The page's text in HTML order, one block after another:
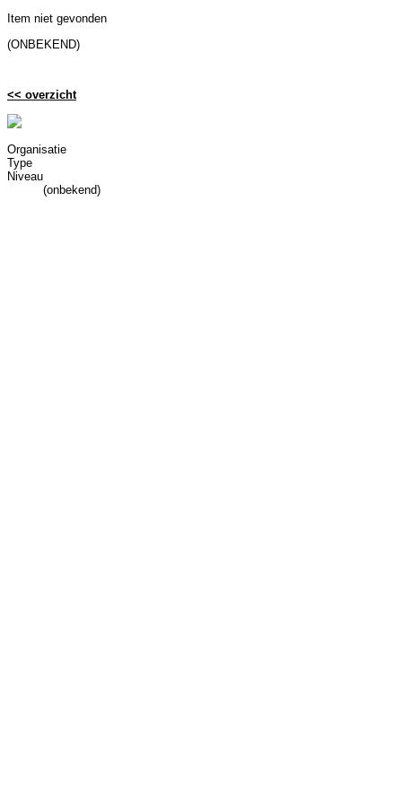
Item niet gevonden
(ONBEKEND)
<< overzicht
Organisatie
Type
Niveau
(onbekend)